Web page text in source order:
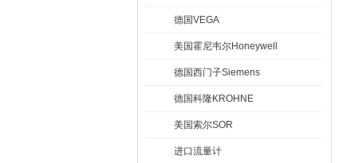
德国VEGA
美国霍尼韦尔Honeywell
德国西门子Siemens
德国科隆KROHNE
美国索尔SOR
进口流量计